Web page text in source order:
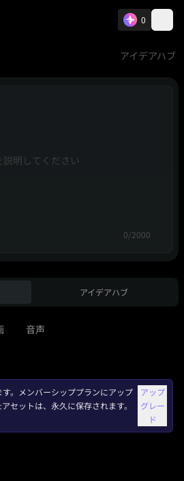
0
アイデアハブ
0/2000
アイデアハブ
音声
。メンバーシッププランにアップ
セットは、永久に保存されます。
アップ
グレー
ド